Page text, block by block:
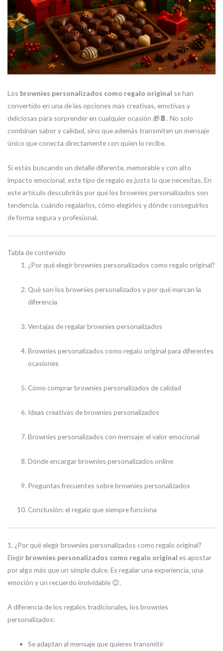
Los brownies personalizados como regalo original se han
convertido en una de las opciones más creativas, emotivas y
deliciosas para sorprender en cualquier ocasión 🎁🍫. No solo
combinan sabor y calidad, sino que además transmiten un mensaje
único que conecta directamente con quien lo recibe.
Si estás buscando un detalle diferente, memorable y con alto
impacto emocional, este tipo de regalo es justo lo que necesitas. En
este artículo descubrirás por qué los brownies personalizados son
tendencia, cuándo regalarlos, cómo elegirlos y dónde conseguirlos
de forma segura y profesional.
Tabla de contenido
¿Por qué elegir brownies personalizados como regalo original?
Qué son los brownies personalizados y por qué marcan la
diferencia
Ventajas de regalar brownies personalizados
Brownies personalizados como regalo original para diferentes
ocasiones
Cómo comprar brownies personalizados de calidad
Ideas creativas de brownies personalizados
Brownies personalizados con mensaje: el valor emocional
Dónde encargar brownies personalizados online
Preguntas frecuentes sobre brownies personalizados
Conclusión: el regalo que siempre funciona
1. ¿Por qué elegir brownies personalizados como regalo original?
Elegir brownies personalizados como regalo original es apostar
por algo más que un simple dulce. Es regalar una experiencia, una
emoción y un recuerdo inolvidable 😊.
A diferencia de los regalos tradicionales, los brownies
personalizados:
Se adaptan al mensaje que quieres transmitir